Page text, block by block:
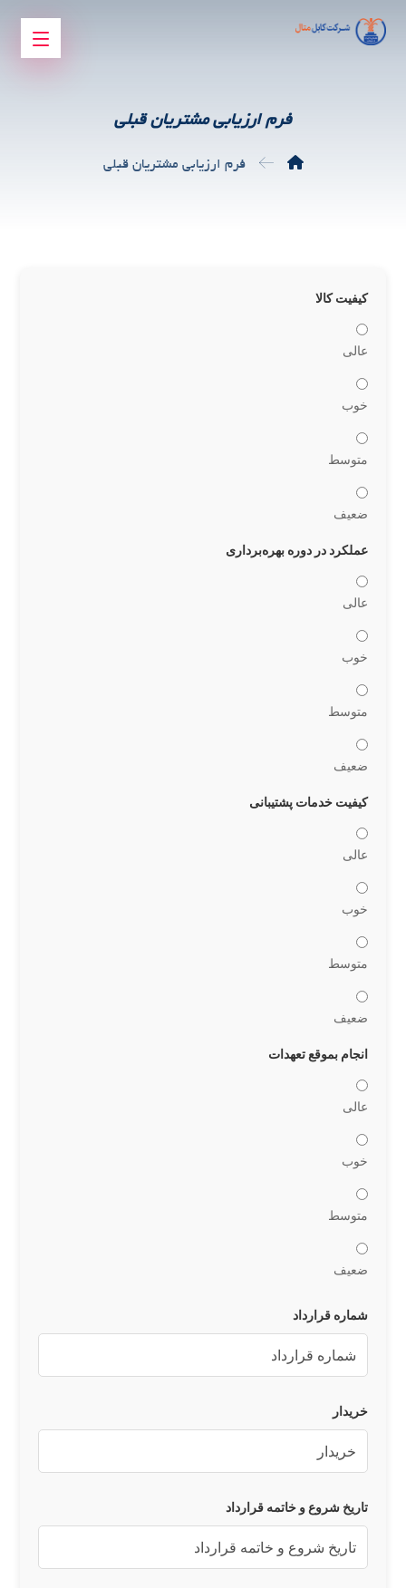
فرم ارزیابی مشتریان قبلی
فرم ارزیابی مشتریان قبلی
کیفیت کالا
عالی
خوب
متوسط
ضعیف
عملکرد در دوره بهره‌برداری
عالی
خوب
متوسط
ضعیف
کیفیت خدمات پشتیبانی
عالی
خوب
متوسط
ضعیف
انجام بموقع تعهدات
عالی
خوب
متوسط
ضعیف
شماره قرارداد
خریدار
تاریخ شروع و خاتمه قرارداد